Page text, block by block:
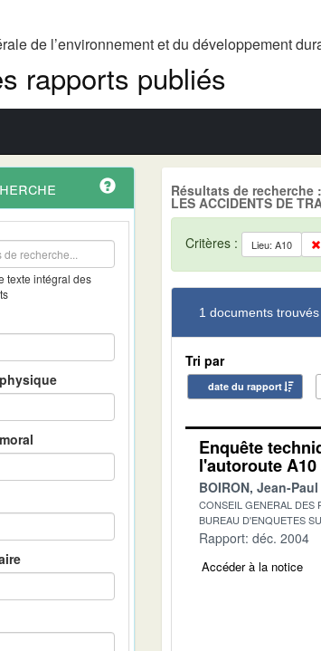
de l’environnement et du développement
rapports publiés
texte intégral des
Résultats de recherche
LES ACCIDENTS DE
Critères : Lieu: A10
1 documents trouvés
Tri par
date du rapport
Enquête
l'autoroute
BOIRON, Jean-Paul
CONSEIL GENERAL DES
BUREAU D'ENQUETES
Rapport: déc. 2004
Accéder à la notice